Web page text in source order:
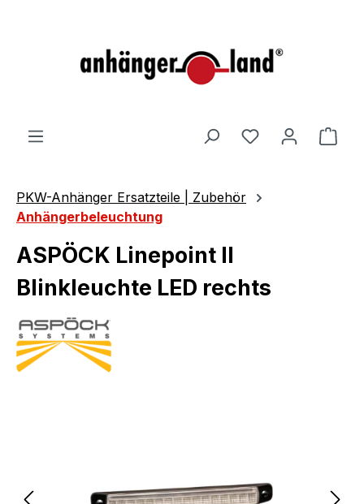
PKW-Anhänger Ersatzteile | Zubehör
Anhängerbeleuchtung
ASPÖCK Linepoint II
Blinkleuchte LED rechts